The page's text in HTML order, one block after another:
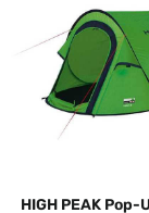
HIGH PEAK